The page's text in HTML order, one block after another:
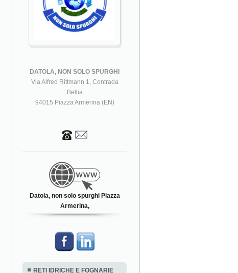
DATOLA, NON SOLO SPURGHI
Via Alfred Rittmann 1, Contrada
Bellia
94015 Piazza Armerina (EN)
Datola, non solo spurghi Piazza
Armerina,
RETI IDRICHE E FOGNARIE